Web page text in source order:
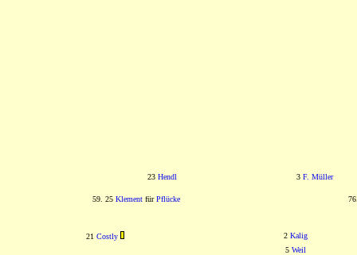
23 Hendl 3 F. Müller
59. 25 Klement fürPflücke
21 Costly 2 Kalig
5 Weil